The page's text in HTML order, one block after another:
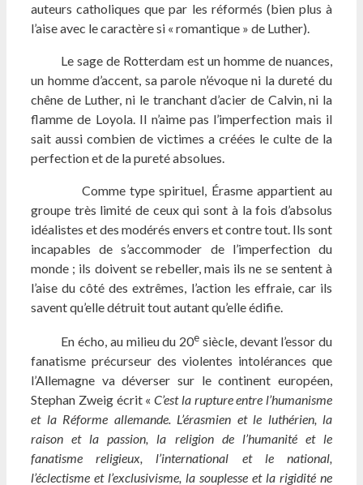
auteurs catholiques que par les réformés (bien plus à
l’aise avec le caractère si « romantique » de Luther).
Le sage de Rotterdam est un homme de nuances,
un homme d’accent, sa parole n’évoque ni la dureté du
chêne de Luther, ni le tranchant d’acier de Calvin, ni la
flamme de Loyola. Il n’aime pas l’imperfection mais il
sait aussi combien de victimes a créées le culte de la
perfection et de la pureté absolues.
Comme type spirituel, Érasme appartient au
groupe très limité de ceux qui sont à la fois d’absolus
idéalistes et des modérés envers et contre tout. Ils sont
incapables de s’accommoder de l’imperfection du
monde ; ils doivent se rebeller, mais ils ne se sentent à
l’aise du côté des extrêmes, l’action les effraie, car ils
savent qu’elle détruit tout autant qu’elle édifie.
En écho, au milieu du 20e siècle, devant l’essor du
fanatisme précurseur des violentes intolérances que
l’Allemagne va déverser sur le continent européen,
Stephan Zweig écrit « C’est la rupture entre l’humanisme
et la Réforme allemande. L’érasmien et le luthérien, la
raison et la passion, la religion de l’humanité et le
fanatisme religieux, l’international et le national,
l’éclectisme et l’exclusivisme, la souplesse et la rigidité ne